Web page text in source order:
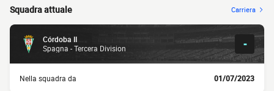
Squadra attuale Carriera
Córdoba II
Spagna - Tercera Division
-
Nella squadra da 01/07/2023